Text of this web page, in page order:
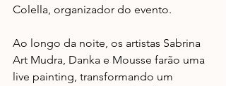
Colella, organizador do evento.
Ao longo da noite, os artistas Sabrina
Art Mudra, Danka e Mousse farão uma
live painting, transformando um